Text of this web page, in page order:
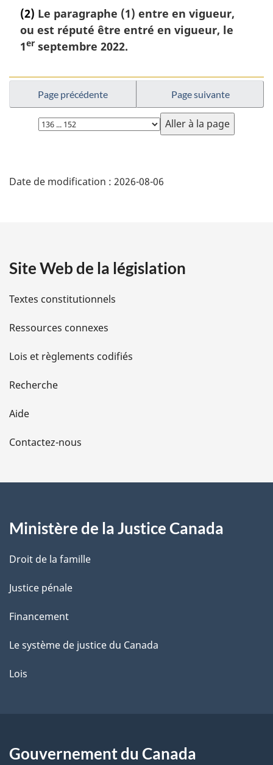
(2) Le paragraphe (1) entre en vigueur,
ou est réputé être entré en vigueur, le
1er septembre 2022.
Page précédente Page suivante
Choisissez
la
é
i
l
s
d
e
l
a
e
Date de modification : 2026-08-06
Site Web de la législation
Textes constitutionnels
Ressources connexes
Lois et règlements codifiés
Recherche
Aide
Contactez-nous
Ministère de la Justice Canada
Droit de la famille
Justice pénale
Financement
Le système de justice du Canada
Lois
Gouvernement du Canada